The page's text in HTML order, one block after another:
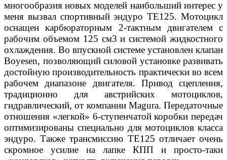
многообразия новых моделей наибольший интерес у
меня вызвал спортивный эндуроTE125. Мотоцикл
оснащен карбюраторным 2-тактным двигателем с
рабочим объемом 125 см3 и системой жидкостного
охлаждения. Во впускной системе установлен клапан
Boyesen, позволяющий силовой установке развивать
достойную производительность практически во всем
рабочем диапазоне двигателя. Привод сцепления,
традиционно для австрийских мотоциклов,
гидравлический, от компании Magura. Передаточные
отношения «легкой» 6-ступенчатой коробки передач
оптимизированы специально для мотоциклов класса
эндуро. Также трансмиссию TE125 отличает очень
скромное усилие на лапке КПП и просто-таки